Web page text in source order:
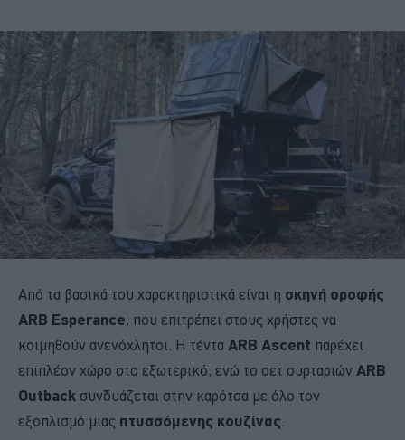
Από τα βασικά του χαρακτηριστικά είναι η σκηνή οροφής
ARB Esperance, που επιτρέπει στους χρήστες να
κοιμηθούν ανενόχλητοι. Η τέντα ARB Ascent παρέχει
επιπλέον χώρο στο εξωτερικό, ενώ το σετ συρταριών ARB
Outback συνδυάζεται στην καρότσα με όλο τον
εξοπλισμό μιας πτυσσόμενης κουζίνας